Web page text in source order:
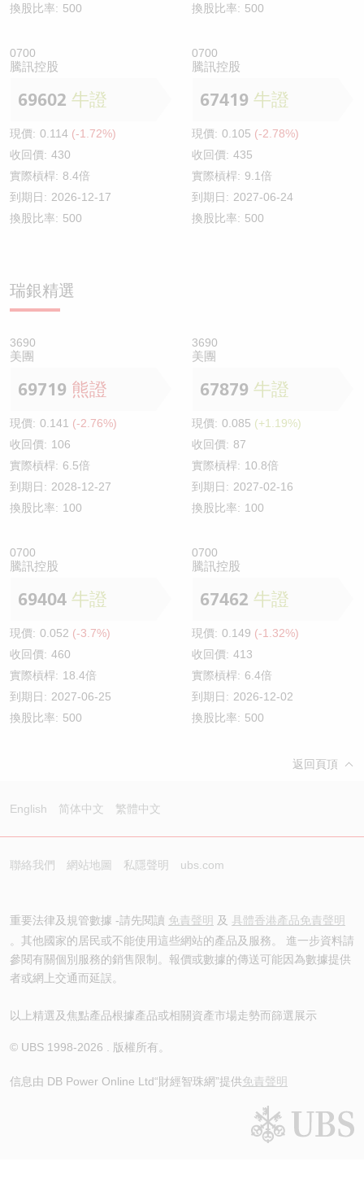
換股比率: 500
換股比率: 500
0700
騰訊控股
69602 牛證
現價: 0.114 (-1.72%)
收回價: 430
實際槓桿: 8.4倍
到期日: 2026-12-17
換股比率: 500
0700
騰訊控股
67419 牛證
現價: 0.105 (-2.78%)
收回價: 435
實際槓桿: 9.1倍
到期日: 2027-06-24
換股比率: 500
瑞銀精選
3690
美團
69719 熊證
現價: 0.141 (-2.76%)
收回價: 106
實際槓桿: 6.5倍
到期日: 2028-12-27
換股比率: 100
3690
美團
67879 牛證
現價: 0.085 (+1.19%)
收回價: 87
實際槓桿: 10.8倍
到期日: 2027-02-16
換股比率: 100
0700
騰訊控股
69404 牛證
現價: 0.052 (-3.7%)
收回價: 460
實際槓桿: 18.4倍
到期日: 2027-06-25
換股比率: 500
0700
騰訊控股
67462 牛證
現價: 0.149 (-1.32%)
收回價: 413
實際槓桿: 6.4倍
到期日: 2026-12-02
換股比率: 500
返回頁頂
English 简体中文 繁體中文
聯絡我們 網站地圖 私隱聲明 ubs.com
重要法律及規管數據 -請先閱讀 免責聲明 及 具體香港產品免責聲明
。其他國家的居民或不能使用這些網站的產品及服務。 進一步資料請
參閱有關個別服務的銷售限制。報價或數據的傳送可能因為數據提供
者或網上交通而延誤。
以上精選及焦點產品根據產品或相關資產市場走勢而篩選展示
© UBS 1998-2026 . 版權所有。
信息由 DB Power Online Ltd“財經智珠網”提供免責聲明